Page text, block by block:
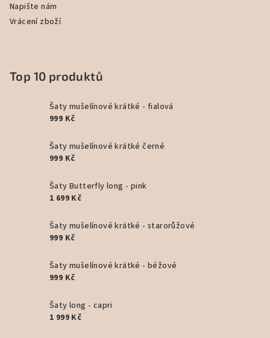
Napište nám
Vrácení zboží
Top 10 produktů
Šaty mušelínové krátké - fialová
999 Kč
Šaty mušelínové krátké černé
999 Kč
Šaty Butterfly long - pink
1 699 Kč
Šaty mušelínové krátké - starorůžové
999 Kč
Šaty mušelínové krátké - béžové
999 Kč
Šaty long - capri
1 999 Kč